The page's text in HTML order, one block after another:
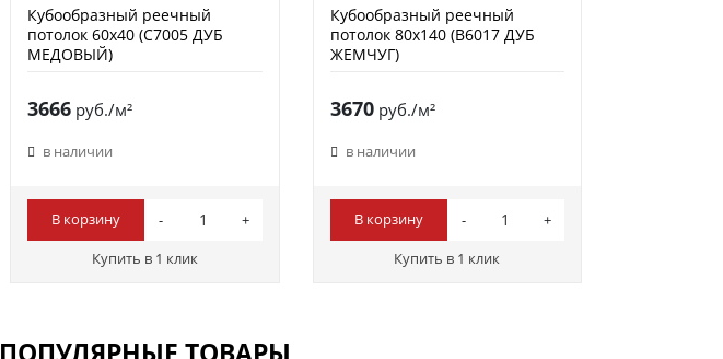
Кубообразный реечный
потолок 60х40 (C7005 ДУБ
МЕДОВЫЙ)
3666 руб./м²
в наличии
В корзину
Купить в 1 клик
Кубообразный реечный
потолок 80х140 (B6017 ДУБ
ЖЕМЧУГ)
3670руб./м²
в наличии
В корзину
Купить в 1 клик